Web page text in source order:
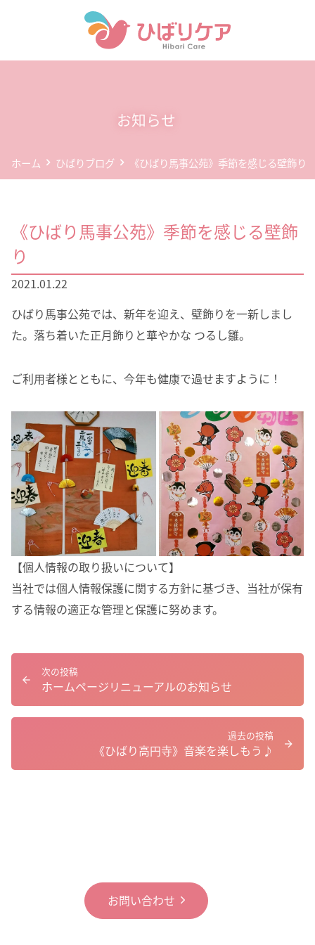
デイサービス(通所介護)
企業情報
お知らせ
ホーム ひばりブログ 《ひばり馬事公苑》季節を感じる壁飾り
《ひばり馬事公苑》季節を感じる壁飾
り
2021.01.22
ひばり馬事公苑では、新年を迎え、壁飾りを一新しまし
た。落ち着いた正月飾りと華やかな つるし雛。
ご利用者様とともに、今年も健康で過せますように！
【個人情報の取り扱いについて】
当社では個人情報保護に関する方針に基づき、当社が保有
する情報の適正な管理と保護に努めます。
過去の投稿
《ひばり高円寺》音楽を楽しもう♪
次の投稿
ホームページリニューアルのお知らせ
お問い合わせ